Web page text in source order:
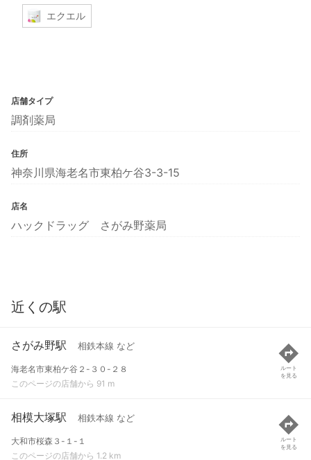
エクエル
店舗タイプ
調剤薬局
住所
神奈川県海老名市東柏ケ谷3-3-15
店名
ハックドラッグ さがみ野薬局
近くの駅
さがみ野駅 相鉄本線 など
海老名市東柏ケ谷２-３０-２８
このページの店舗から 91 m
ルート
を見る
相模大塚駅 相鉄本線 など
大和市桜森３-１-１
このページの店舗から 1.2 km
ルート
を見る